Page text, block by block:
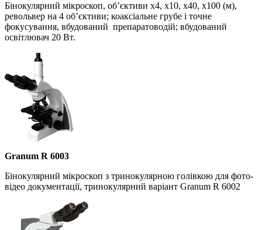
Бінокулярний мікроскоп, об’єктиви х4, х10, х40, х100 (м),
револьвер на 4 об’єктиви; коаксіальне грубе і точне
фокусування, вбудований препаратоводій; вбудований
освітлювач 20 Вт.
Granum R 6003
Бінокулярний мікроскоп з тринокулярною голівкою для фото-
відео документації, тринокулярний варіант Granum R 6002